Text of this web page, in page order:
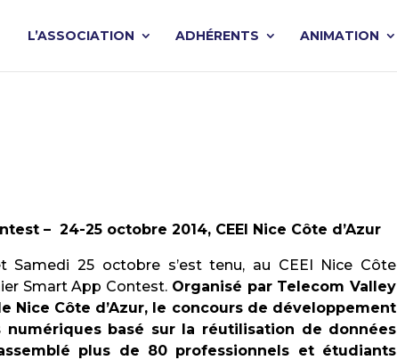
L’ASSOCIATION ADHÉRENTS ANIMATION
– 24-25 octobre 2014, CEEI Nice Côte d’Azur
Samedi 25 octobre s’est tenu, au CEEI Nice Côte
Smart App Contest. Organisé par Telecom Valley
Nice Côte d’Azur, le concours de développement
numériques basé sur la réutilisation de données
plus de 80 professionnels et étudiants